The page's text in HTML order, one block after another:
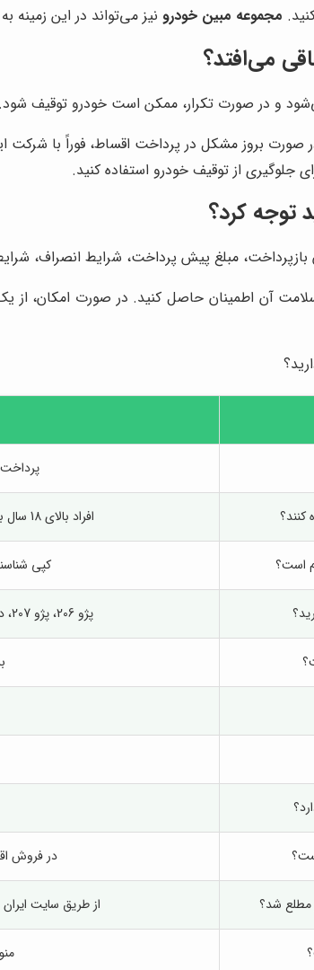
مجموعه مبین خودرو نیز می‌تواند در این زمینه
می‌افتد؟
و در صورت تکرار، ممکن است خودرو توقیف شود.
بروز مشکل در پرداخت اقساط، فوراً با شرکت
جلوگیری از توقیف خودرو استفاده کنید.
توجه کرد؟
مبلغ پیش پرداخت، شرایط انصراف،
آن اطمینان حاصل کنید. در صورت امکان، از
کنند؟ افراد بالای 18 سال با گواهینامه و بدون چک برگشتی (شرایط دقیق‌تر بسته به طرح).
است؟ کپی
پژو 206، پژو 207، دنا پلاس، تارا، سمند سورن پلاس (لیست ممکن است تغییر کند).
در فروش
مطلع شد؟ از طریق سایت